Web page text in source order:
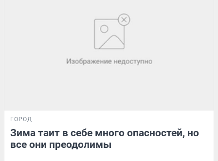
ГОРОД
Зима таит в себе много опасностей, но
все они преодолимы